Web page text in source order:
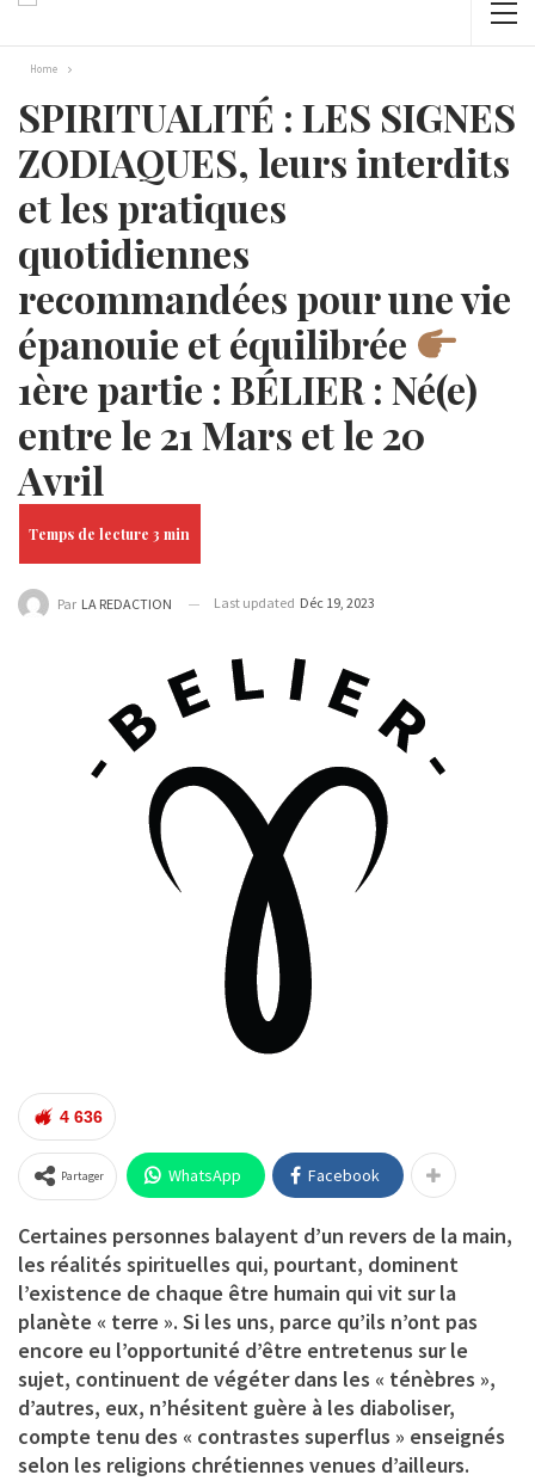
Home
SPIRITUALITÉ : LES SIGNES
ZODIAQUES, leurs interdits
et les pratiques
quotidiennes
recommandées pour une vie
épanouie et équilibrée
1ère partie : BÉLIER : Né(e)
entre le 21 Mars et le 20
Avril
Par LA REDACTION Last updated Déc 19, 2023
4 636
Partager WhatsApp Facebook
Certaines personnes balayent d’un revers de la main,
les réalités spirituelles qui, pourtant, dominent
l’existence de chaque être humain qui vit sur la
planète « terre ». Si les uns, parce qu’ils n’ont pas
encore eu l’opportunité d’être entretenus sur le
sujet, continuent de végéter dans les « ténèbres »,
d’autres, eux, n’hésitent guère à les diaboliser,
compte tenu des « contrastes superflus » enseignés
selon les religions chrétiennes venues d’ailleurs.